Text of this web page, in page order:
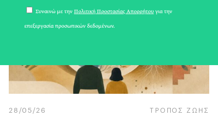
28/05/26 ΤΡΟΠΟΣ ΖΩΗΣ
Συναινώ με την Πολιτική Προστασίας Απορρήτου για την
επεξεργασία προσωπικών δεδομένων.